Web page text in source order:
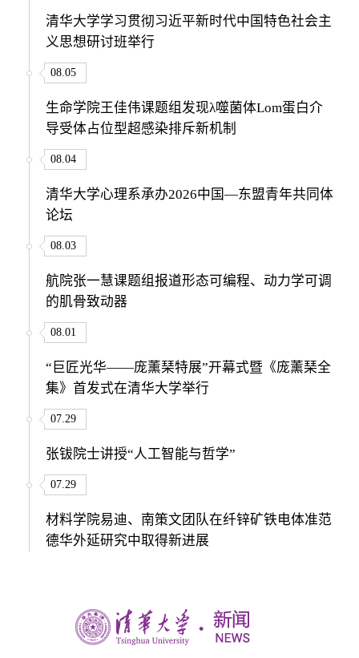
清华大学学习贯彻习近平新时代中国特色社会主
义思想研讨班举行
08.05
生命学院王佳伟课题组发现λ噬菌体Lom蛋白介
导受体占位型超感染排斥新机制
08.04
清华大学心理系承办2026中国—东盟青年共同体
论坛
08.03
航院张一慧课题组报道形态可编程、动力学可调
的肌骨致动器
08.01
“巨匠光华——庞薰琹特展”开幕式暨《庞薰琹全
集》首发式在清华大学举行
07.29
张钹院士讲授“人工智能与哲学”
07.29
材料学院易迪、南策文团队在纤锌矿铁电体准范
德华外延研究中取得新进展